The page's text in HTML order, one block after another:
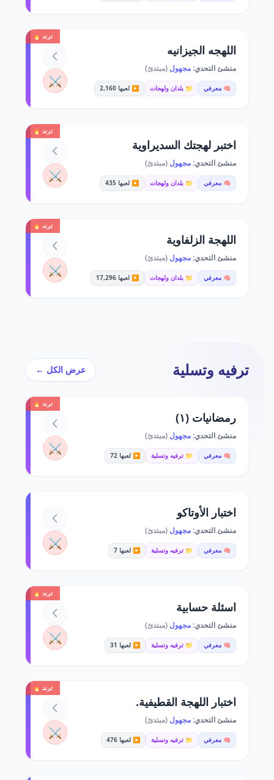
ترند 🔥
اللهجه الجيزانيه
منشئ التحدي:مجهول (مبتدئ)
🧠 معرفي 📁 بلدان ولهجات ▶️ لعبها 2,160 ⚔️
ترند 🔥
اختبر لهجتك السديراوية
منشئ التحدي:مجهول (مبتدئ)
🧠 معرفي 📁 بلدان ولهجات ▶️ لعبها 435 ⚔️
ترند 🔥
اللهجة الزلفاوية
منشئ التحدي:مجهول (مبتدئ)
🧠 معرفي 📁 بلدان ولهجات ▶️ لعبها 17,296 ⚔️
ترفيه وتسلية عرض الكل ←
ترند 🔥
رمضانيات (١)
منشئ التحدي:مجهول (مبتدئ)
🧠 معرفي 📁 ترفيه وتسلية ▶️ لعبها 72 ⚔️
اختبار الأوتاكو
منشئ التحدي:مجهول (مبتدئ)
🧠 معرفي 📁 ترفيه وتسلية ▶️ لعبها 7 ⚔️
ترند 🔥
اسئلة حسابية
منشئ التحدي:مجهول (مبتدئ)
🧠 معرفي 📁 ترفيه وتسلية ▶️ لعبها 31 ⚔️
ترند 🔥
اختبار اللهجة القطيفية.
منشئ التحدي:مجهول (مبتدئ)
🧠 معرفي 📁 ترفيه وتسلية ▶️ لعبها 476 ⚔️